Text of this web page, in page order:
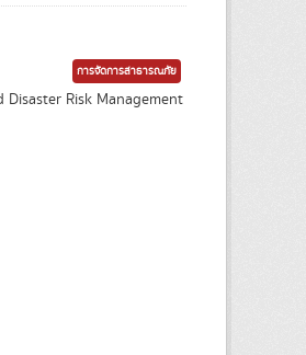
การจัดการสาธารณภัย
Disaster Risk Management